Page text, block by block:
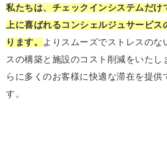
私たちは、チェックインシステムだけ
上に喜ばれるコンシェルジュサービ
ります。
よりスムーズでストレスのな
スの構築と施設のコスト削減をいたし
らに多くのお客様に快適な滞在を提供
す。